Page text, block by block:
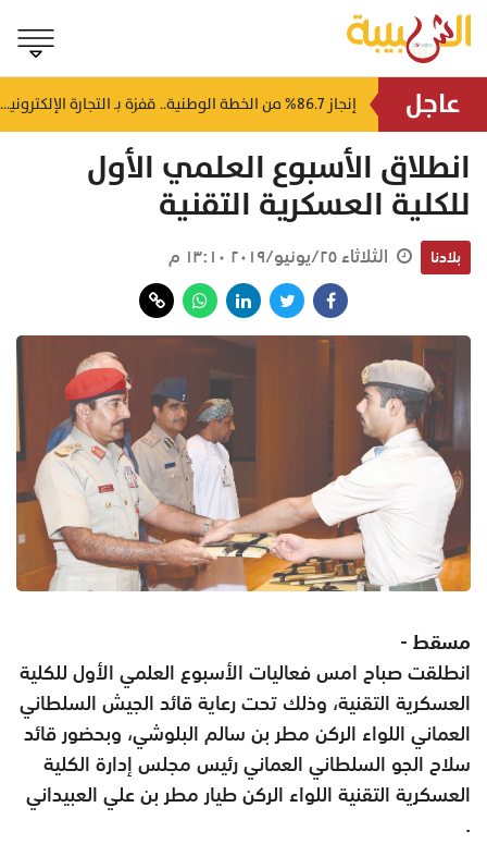
عاجل منذ ٤ ساعات إنجاز 86.7% من الخطة الوطنية.. قفزة بـ التجارة الإلكترونية في سلطنة عُمان
انطلاق الأسبوع العلمي الأول
للكلية العسكرية التقنية
بلادنا الثلاثاء ٢٥/يونيو/٢٠١٩ ١٣:١٠ م
مسقط -
انطلقت صباح امس فعاليات الأسبوع العلمي الأول للكلية
العسكرية التقنية، وذلك تحت رعاية قائد الجيش السلطاني
العماني اللواء الركن مطر بن سالم البلوشي، وبحضور قائد
سلاح الجو السلطاني العماني رئيس مجلس إدارة الكلية
العسكرية التقنية اللواء الركن طيار مطر بن علي العبيداني
.